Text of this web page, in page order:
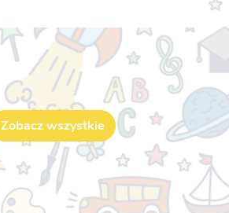
Zobacz wszystkie